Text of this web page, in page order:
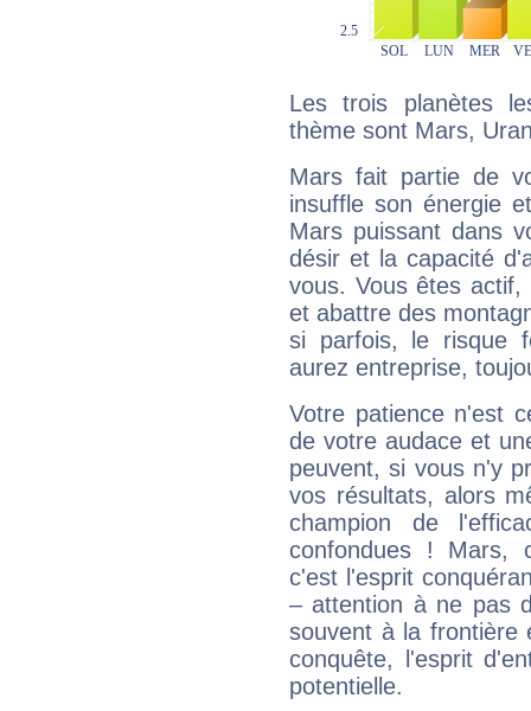
Les trois planètes
thème sont Mars,
Mars fait partie de
insuffle son énergie
Mars puissant dans
désir et la capacité
vous. Vous êtes
et abattre des
si parfois, le risque
aurez entreprise,
Votre patience n'est
de votre audace et
peuvent, si vous n'y
vos résultats, alors
champion de
confondues ! Mars,
c'est l'esprit
– attention à ne pas
souvent à la frontière
conquête, l'esprit
potentielle.